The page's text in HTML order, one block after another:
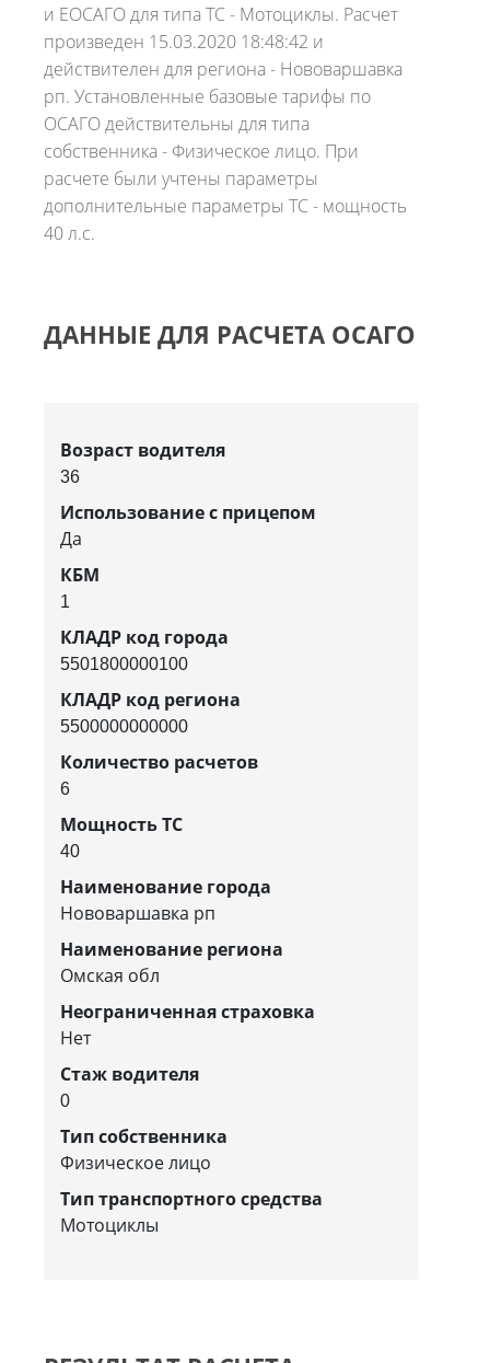
и ЕОСАГО для типа ТС - Мотоциклы. Расчет
произведен 15.03.2020 18:48:42 и
действителен для региона - Нововаршавка
рп. Установленные базовые тарифы по
ОСАГО действительны для типа
собственника - Физическое лицо. При
расчете были учтены параметры
дополнительные параметры ТС - мощность
40 л.с.
ДАННЫЕ ДЛЯ РАСЧЕТА ОСАГО
Возраст водителя
36
Использование с прицепом
Да
КБМ
1
КЛАДР код города
5501800000100
КЛАДР код региона
5500000000000
Количество расчетов
6
Мощность ТС
40
Наименование города
Нововаршавка рп
Наименование региона
Омская обл
Неограниченная страховка
Нет
Стаж водителя
0
Тип собственника
Физическое лицо
Тип транспортного средства
Мотоциклы